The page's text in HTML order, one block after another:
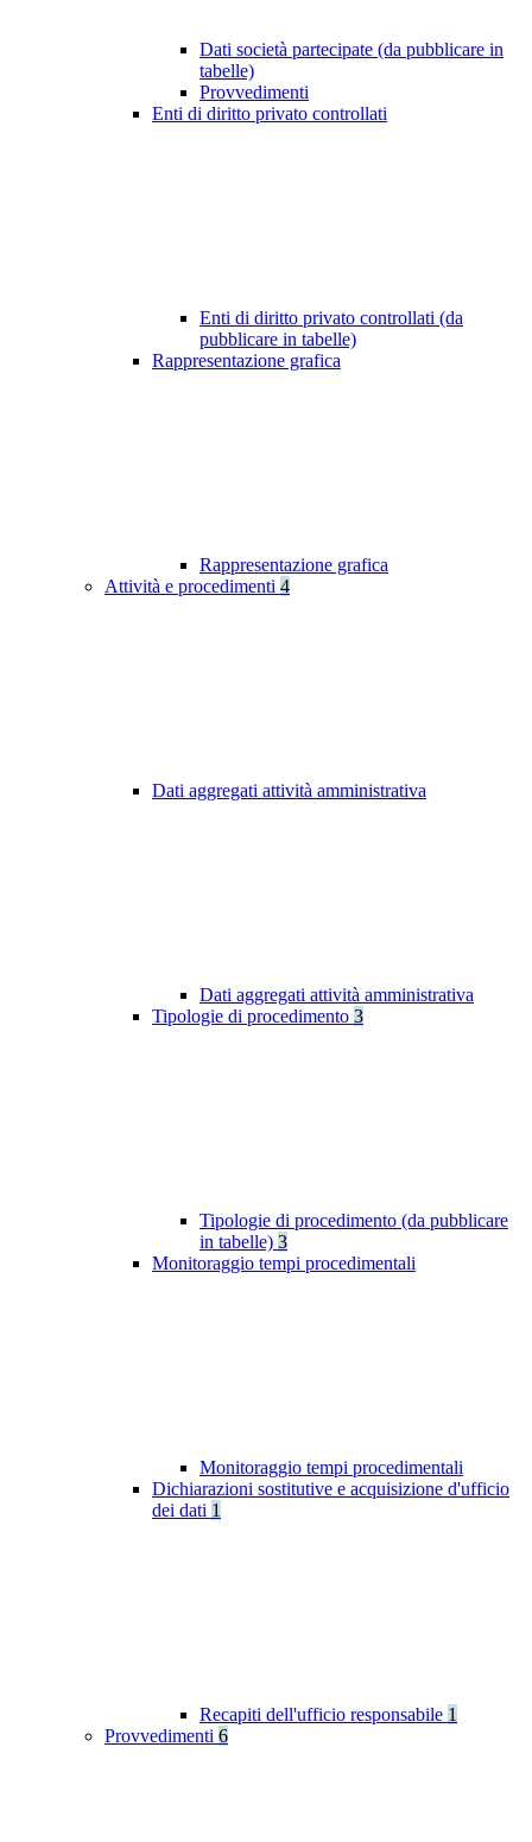
Dati società partecipate (da pubblicare in
tabelle)
Provvedimenti
Enti di diritto privato controllati
Enti di diritto privato controllati (da
pubblicare in tabelle)
Rappresentazione grafica
Rappresentazione grafica
Attività e procedimenti 4
Dati aggregati attività amministrativa
Dati aggregati attività amministrativa
Tipologie di procedimento 3
Tipologie di procedimento (da pubblicare
in tabelle) 3
Monitoraggio tempi procedimentali
Monitoraggio tempi procedimentali
Dichiarazioni sostitutive e acquisizione d'ufficio
dei dati 1
Recapiti dell'ufficio responsabile 1
Provvedimenti 6